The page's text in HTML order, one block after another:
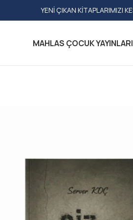
YENI ÇIKAN KITAPLARIMIZI KEŞFEDIN!
MAHLAS ÇOCUK YAYINLARI